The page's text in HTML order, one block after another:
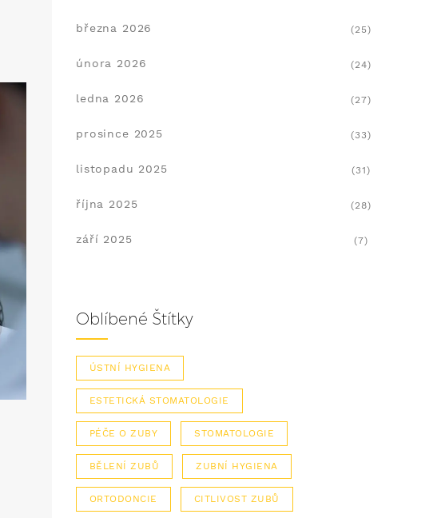
března 2026 (25)
února 2026 (24)
ledna 2026 (27)
prosince 2025 (33)
listopadu 2025 (31)
října 2025 (28)
září 2025 (7)
Oblíbené Štítky
ÚSTNÍ HYGIENA
ESTETICKÁ STOMATOLOGIE
PÉČE O ZUBY STOMATOLOGIE
BĚLENÍ ZUBŮ ZUBNÍ HYGIENA
ORTODONCIE CITLIVOST ZUBŮ